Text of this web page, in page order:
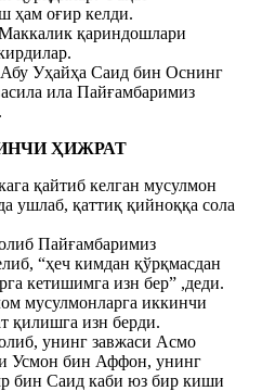
ҳам оғир келди.
қариндошлари
Уҳайҳа Саид бин Оснинг
ила Пайғамбаримиз
ҲИЖРАТ
қайтиб келган мусулмон
ушлаб, қаттиқ қийноққа сола
Пайғамбаримиз
“ҳеч кимдан қўрқмасдан
кетишимга изн бер” ,деди.
мусулмонларга иккинчи
қилишга изн берди.
унинг завжаси Асмо
Усмон бин Аффон, унинг
бин Саид каби юз бир киши